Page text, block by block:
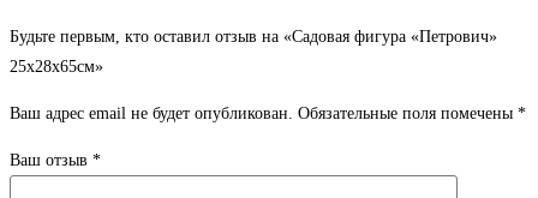
Будьте первым, кто оставил отзыв на «Садовая фигура «Петрович»
25х28х65см»
Ваш адрес email не будет опубликован. Обязательные поля помечены *
Ваш отзыв *